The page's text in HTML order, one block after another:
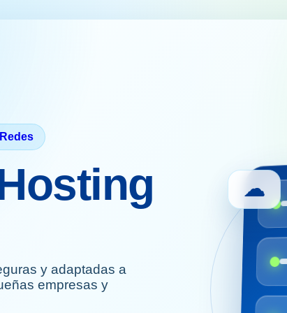
Redes
y adaptadas a
empresas y
☁